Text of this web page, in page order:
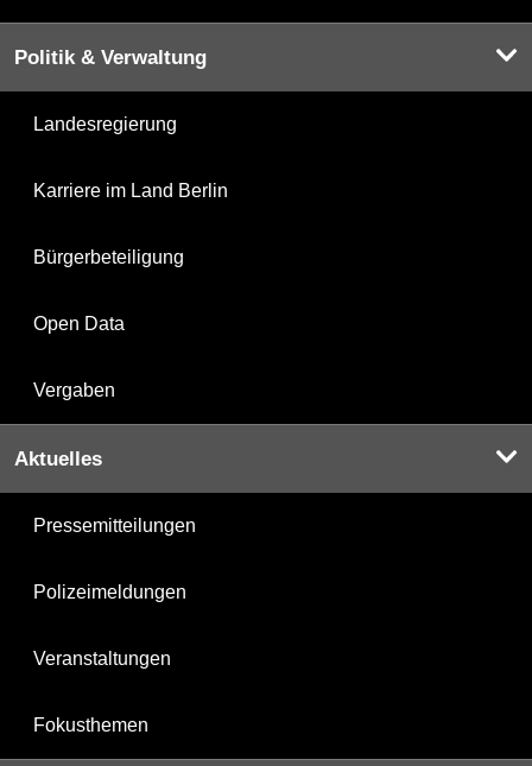
Politik & Verwaltung
Landesregierung
Karriere im Land Berlin
Bürgerbeteiligung
Open Data
Vergaben
Aktuelles
Pressemitteilungen
Polizeimeldungen
Veranstaltungen
Fokusthemen